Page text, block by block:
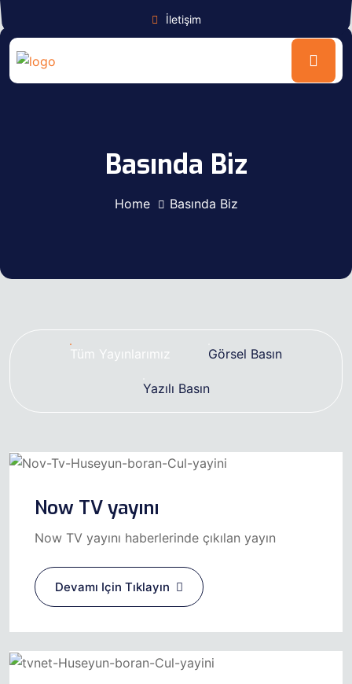
İletişim
Basında Biz
Home Basında Biz
Tüm Yayınlarımız Görsel Basın
Yazılı Basın
Now TV yayını
Now TV yayını haberlerinde çıkılan yayın
Devamı Için Tıklayın